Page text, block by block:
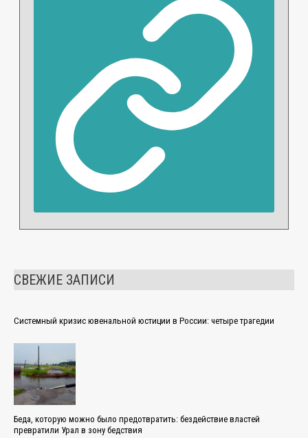
СВЕЖИЕ ЗАПИСИ
Системный кризис ювенальной юстиции в России: четыре трагедии
Беда, которую можно было предотвратить: бездействие властей
превратили Урал в зону бедствия